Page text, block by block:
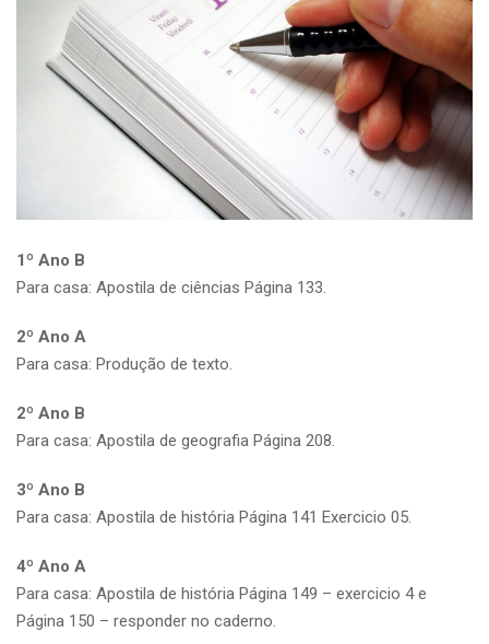
1º Ano B
Para casa: Apostila de ciências Página 133.
2º Ano A
Para casa: Produção de texto.
2º Ano B
Para casa: Apostila de geografia Página 208.
3º Ano B
Para casa: Apostila de história Página 141 Exercicio 05.
4º Ano A
Para casa: Apostila de história Página 149 – exercicio 4 e
Página 150 – responder no caderno.